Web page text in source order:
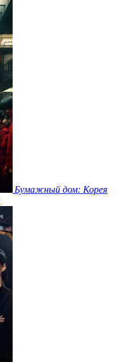
Бумажный дом: Корея